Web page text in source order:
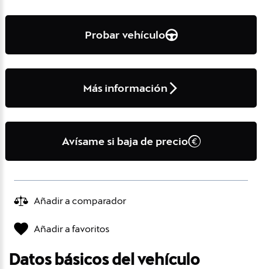
Probar vehículo
Más información
Avísame si baja de precio
Añadir a comparador
Añadir a favoritos
Datos básicos del vehículo